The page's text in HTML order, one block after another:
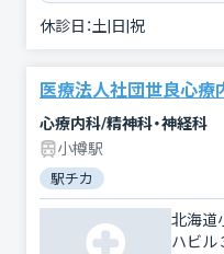
休診日：土|日|祝
医療法人社団世良心療
心療内科/精神科・神経科
小樽駅
駅チカ
北海道
ハビル